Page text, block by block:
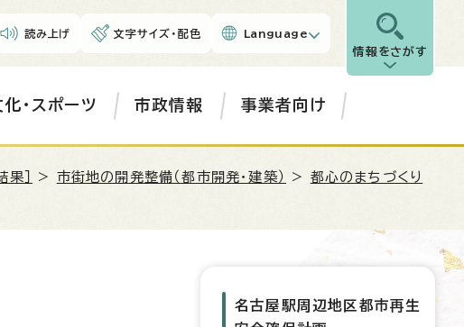
読み上げ 文字サイズ・配色 Language
情報をさがす
化・スポーツ 市政情報 事業者向け
］ > 市街地の開発整備（都市開発・建築） > 都心のまちづくり
名古屋駅周辺地区都市再生